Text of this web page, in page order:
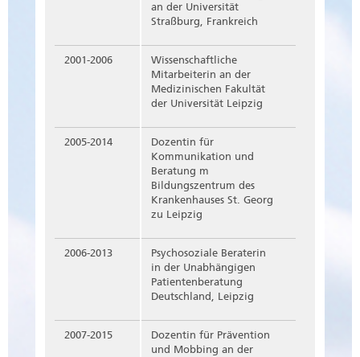
an der Universität
Straßburg, Frankreich
2001-2006
Wissenschaftliche
Mitarbeiterin an der
Medizinischen Fakultät
der Universität Leipzig
2005-2014
Dozentin für
Kommunikation und
Beratung m
Bildungszentrum des
Krankenhauses St. Georg
zu Leipzig
2006-2013
Psychosoziale Beraterin
in der Unabhängigen
Patientenberatung
Deutschland, Leipzig
2007-2015
Dozentin für Prävention
und Mobbing an der